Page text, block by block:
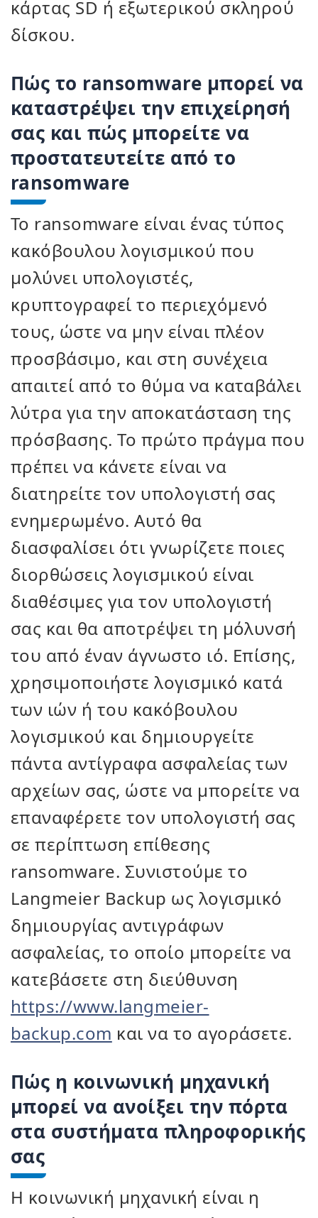
κάρτας SD ή εξωτερικού σκληρού
δίσκου.
Πώς το ransomware μπορεί να
καταστρέψει την επιχείρησή
σας και πώς μπορείτε να
προστατευτείτε από το
ransomware
Το ransomware είναι ένας τύπος
κακόβουλου λογισμικού που
μολύνει υπολογιστές,
κρυπτογραφεί το περιεχόμενό
τους, ώστε να μην είναι πλέον
προσβάσιμο, και στη συνέχεια
απαιτεί από το θύμα να καταβάλει
λύτρα για την αποκατάσταση της
πρόσβασης. Το πρώτο πράγμα που
πρέπει να κάνετε είναι να
διατηρείτε τον υπολογιστή σας
ενημερωμένο. Αυτό θα
διασφαλίσει ότι γνωρίζετε ποιες
διορθώσεις λογισμικού είναι
διαθέσιμες για τον υπολογιστή
σας και θα αποτρέψει τη μόλυνσή
του από έναν άγνωστο ιό. Επίσης,
χρησιμοποιήστε λογισμικό κατά
των ιών ή του κακόβουλου
λογισμικού και δημιουργείτε
πάντα αντίγραφα ασφαλείας των
αρχείων σας, ώστε να μπορείτε να
επαναφέρετε τον υπολογιστή σας
σε περίπτωση επίθεσης
ransomware. Συνιστούμε το
Langmeier Backup ως λογισμικό
δημιουργίας αντιγράφων
ασφαλείας, το οποίο μπορείτε να
κατεβάσετε στη διεύθυνση
https://www.langmeier-
backup.com και να το αγοράσετε.
Πώς η κοινωνική μηχανική
μπορεί να ανοίξει την πόρτα
στα συστήματα πληροφορικής
σας
Η κοινωνική μηχανική είναι η